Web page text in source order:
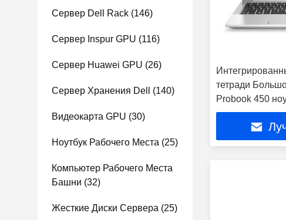
Сервер Dell Rack (146)
Сервер Inspur GPU (116)
Сервер Huawei GPU (26)
Сервер Хранения Dell (140)
Видеокарта GPU (30)
Ноутбук Рабочего Места (25)
Компьютер Рабочего Места
Башни (32)
Жесткие Диски Сервера (25)
тетради
Probook 450
места дела